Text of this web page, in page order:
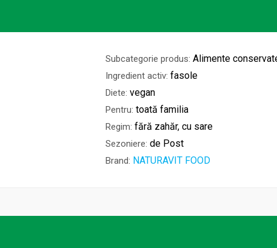
Subcategorie produs: Alimente
Ingredient activ: fasole
Diete: vegan
Pentru: toată familia
Regim: fără zahăr, cu sare
Sezoniere: de Post
Brand: NATURAVIT FOOD